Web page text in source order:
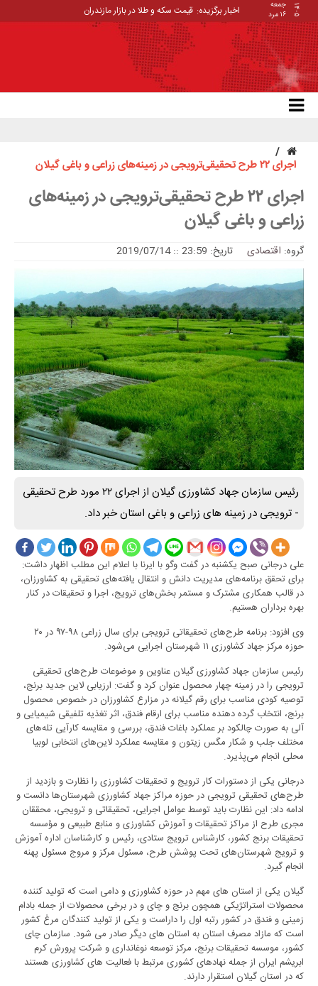
۱۴۰۵
جمعه
۱۶ مرد
اخبار برگزیده: قیمت سکه و طلا در بازار مازندران
اجرای ۲۲ طرح تحقیقی‌ترویجی در زمینه‌های زراعی و باغی گیلان
اجرای ۲۲ طرح تحقیقی‌ترویجی در زمینه‌های
زراعی و باغی گیلان
گروه: اقتصادی تاریخ: 23:59 :: 2019/07/14
رئیس سازمان جهاد کشاورزی گیلان از اجرای ۲۲ مورد طرح تحقیقی
- ترویجی در زمینه های زراعی و باغی استان خبر داد.
علی درجانی صبح یکشنبه در گفت وگو با ایرنا با اعلام این مطلب اظهار داشت:
برای تحقق برنامه‌های مدیریت دانش و انتقال یافته‌های تحقیقی به کشاورزان،
در قالب همکاری مشترک و مستمر بخش‌های ترویج، اجرا و تحقیقات در کنار
بهره برداران هستیم.
وی افزود: برنامه طرح‌های تحقیقاتی ترویجی برای سال زراعی ۹۸-۹۷ در ۲۰
حوزه مرکز جهاد کشاورزی ۱۱ شهرستان اجرایی می‌شود.
رئیس سازمان جهاد کشاورزی گیلان عناوین و موضوعات طرح‌های تحقیقی
ترویجی را در زمینه چهار محصول عنوان کرد و گفت: ارزیابی لاین جدید برنج،
توصیه کودی مناسب برای رقم گیلانه در مزارع کشاورزان در خصوص محصول
برنج، انتخاب گرده دهنده مناسب برای ارقام فندق، اثر تغذیه تلفیقی شیمیایی و
آلی به صورت چالکود بر عملکرد باغات فندق، بررسی و مقایسه کارآیی تله‌های
مختلف جلب و شکار مگس زیتون و مقایسه عملکرد لاین‌های انتخابی لوبیا
محلی انجام می‌پذیرد.
درجانی یکی از دستورات کار ترویج و تحقیقات کشاورزی را نظارت و بازدید از
طرح‌های تحقیقی ترویجی در حوزه مراکز جهاد کشاورزی شهرستان‌ها دانست و
ادامه داد: این نظارت باید توسط عوامل اجرایی، تحقیقاتی و ترویجی، محققان
مجری طرح از مراکز تحقیقات و آموزش کشاورزی و منابع طبیعی و مؤسسه
تحقیقات برنج کشور، کارشناس ترویج ستادی، رئیس و کارشناسان اداره آموزش
و ترویج شهرستان‌های تحت پوشش طرح، مسئول مرکز و مروج مسئول پهنه
انجام گیرد.
گیلان یکی از استان های مهم در حوزه کشاورزی و دامی است که تولید کننده
محصولات استراتژیکی همچون برنج و چای و در برخی محصولات از جمله بادام
زمینی و فندق در کشور رتبه اول را داراست و یکی از تولید کنندگان مرغ کشور
است که مازاد مصرف استان به استان های دیگر صادر می شود. سازمان چای
کشور، موسسه تحقیقات برنج، مرکز توسعه نوغانداری و شرکت پرورش کرم
ابریشم ایران از جمله نهادهای کشوری مرتبط با فعالیت های کشاورزی هستند
که در استان گیلان استقرار دارند.